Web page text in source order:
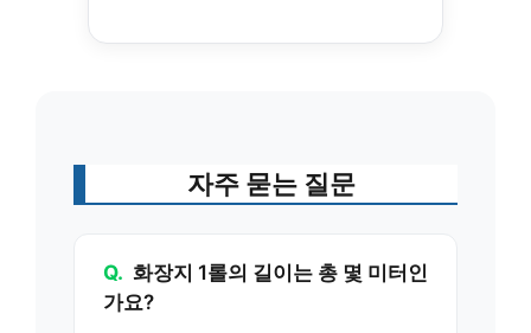
자주 묻는 질문
Q. 화장지 1롤의 길이는 총 몇 미터인
가요?